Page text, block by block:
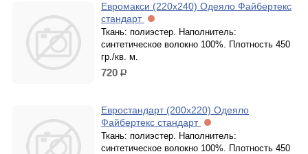
Евромакси (220х240) Одеяло Файбертекс
стандарт
Ткань: полиэстер. Наполнитель:
синтетическое волокно 100%. Плотность 450
гр./кв. м.
720 р.
Евростандарт (200х220) Одеяло
Файбертекс стандарт
Ткань: полиэстер. Наполнитель:
синтетическое волокно 100%. Плотность 450